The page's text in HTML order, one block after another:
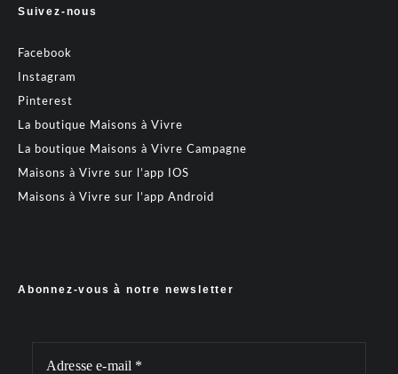
Suivez-nous
Facebook
Instagram
Pinterest
La boutique Maisons à Vivre
La boutique Maisons à Vivre Campagne
Maisons à Vivre sur l’app IOS
Maisons à Vivre sur l’app Android
Abonnez-vous à notre newsletter